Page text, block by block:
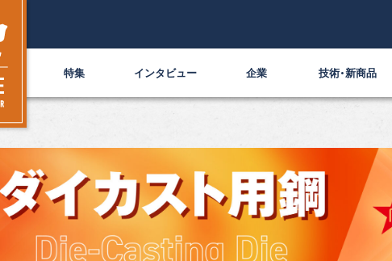
特集 インタビュー 企業 技術・新商品